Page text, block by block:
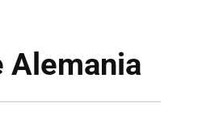
Alemania